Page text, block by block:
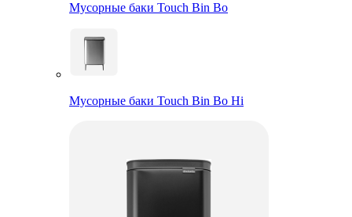
Мусорные баки Touch Bin Bo
Мусорные баки Touch Bin Bo Hi